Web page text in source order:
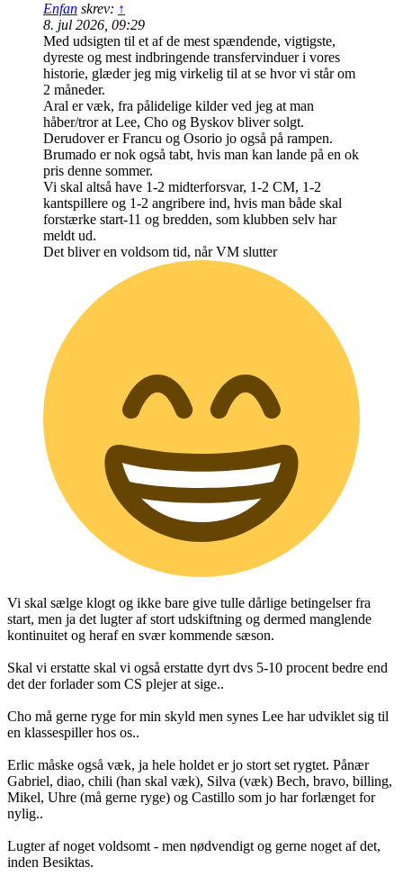
Enfan skrev: ↑
8. jul 2026, 09:29
Med udsigten til et af de mest spændende, vigtigste,
dyreste og mest indbringende transfervinduer i vores
historie, glæder jeg mig virkelig til at se hvor vi står om
2 måneder.
Aral er væk, fra pålidelige kilder ved jeg at man
håber/tror at Lee, Cho og Byskov bliver solgt.
Derudover er Francu og Osorio jo også på rampen.
Brumado er nok også tabt, hvis man kan lande på en ok
pris denne sommer.
Vi skal altså have 1-2 midterforsvar, 1-2 CM, 1-2
kantspillere og 1-2 angribere ind, hvis man både skal
forstærke start-11 og bredden, som klubben selv har
meldt ud.
Det bliver en voldsom tid, når VM slutter
Vi skal sælge klogt og ikke bare give tulle dårlige betingelser fra
start, men ja det lugter af stort udskiftning og dermed manglende
kontinuitet og heraf en svær kommende sæson.
Skal vi erstatte skal vi også erstatte dyrt dvs 5-10 procent bedre end
det der forlader som CS plejer at sige..
Cho må gerne ryge for min skyld men synes Lee har udviklet sig til
en klassespiller hos os..
Erlic måske også væk, ja hele holdet er jo stort set rygtet. Pånær
Gabriel, diao, chili (han skal væk), Silva (væk) Bech, bravo, billing,
Mikel, Uhre (må gerne ryge) og Castillo som jo har forlænget for
nylig..
Lugter af noget voldsomt - men nødvendigt og gerne noget af det,
inden Besiktas.